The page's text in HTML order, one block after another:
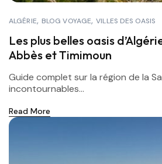
ALGÉRIE BLOG VOYAGE VILLES DES OASIS
Les plus belles oasis
Abbès et Timimoun
Guide complet sur la région de la
incontournables...
Read More